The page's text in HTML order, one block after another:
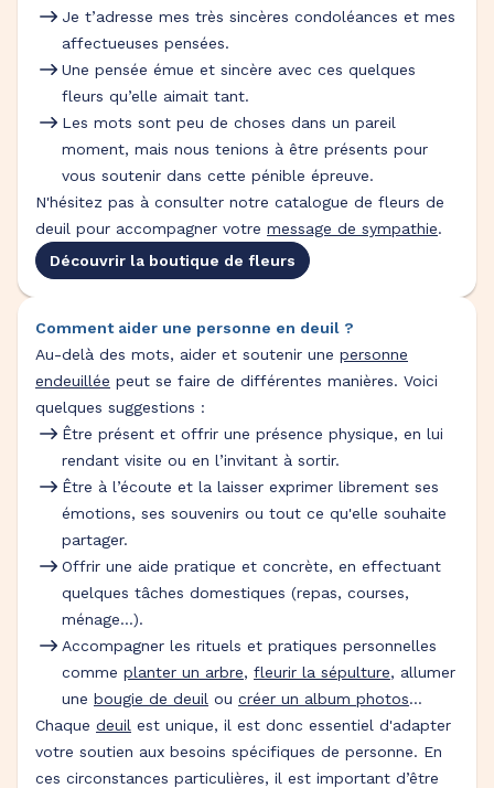
Je t’adresse mes très sincères condoléances et mes
affectueuses pensées.
Une pensée émue et sincère avec ces quelques
fleurs qu’elle aimait tant.
Les mots sont peu de choses dans un pareil
moment, mais nous tenions à être présents pour
vous soutenir dans cette pénible épreuve.
N'hésitez pas à consulter notre catalogue de fleurs de
deuil pour accompagner votre message de sympathie.
Découvrir la boutique de fleurs
Comment aider une personne en deuil ?
Au-delà des mots, aider et soutenir une personne
endeuillée peut se faire de différentes manières. Voici
quelques suggestions :
Être présent et offrir une présence physique, en lui
rendant visite ou en l’invitant à sortir.
Être à l’écoute et la laisser exprimer librement ses
émotions, ses souvenirs ou tout ce qu'elle souhaite
partager.
Offrir une aide pratique et concrète, en effectuant
quelques tâches domestiques (repas, courses,
ménage…).
Accompagner les rituels et pratiques personnelles
comme planter un arbre, fleurir la sépulture, allumer
une bougie de deuil ou créer un album photos…
Chaque deuil est unique, il est donc essentiel d'adapter
votre soutien aux besoins spécifiques de personne. En
ces circonstances particulières, il est important d’être